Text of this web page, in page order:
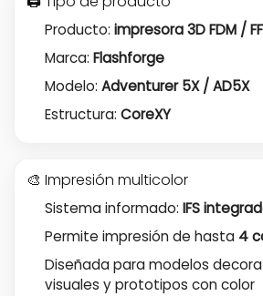
Producto: impresora 3D FDM /
Marca: Flashforge
Modelo: Adventurer 5X / AD5X
Estructura: CoreXY
🎨 Impresión multicolor
Sistema informado: IFS
Permite impresión de hasta 4
Diseñada para modelos
visuales y prototipos con color